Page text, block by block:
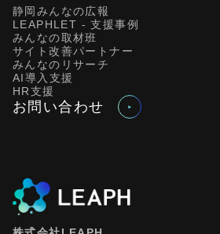
静岡みんなの広報
LEAPHLET - 支援事例
みんなの取材班
サイト改善パートナー
みんなのリサーチ
AI導入支援
HR支援
お問い合わせ